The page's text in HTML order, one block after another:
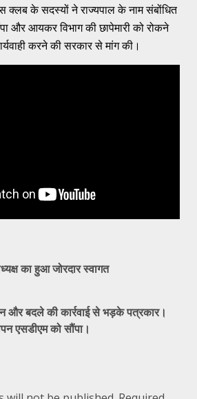
क्लब के सदस्यों ने राज्यपाल के नाम संबोंधित
और आयकर विभाग की छापेमारी को रोकने
करने की सरकार से मांग की।
का हुआ जोरदार स्वागत
और बदले की कार्रवाई से भड़के पत्रकार।
एसडीएम को सौंपा।